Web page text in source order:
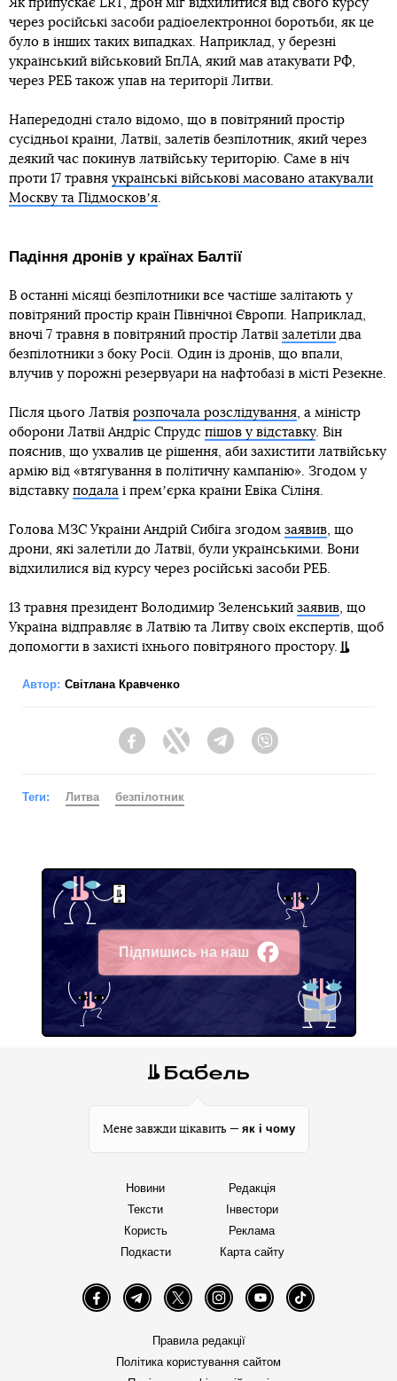
Як припускає LRT, дрон міг відхилитися від свого курсу
через російські засоби радіоелектронної боротьби, як це
було в інших таких випадках. Наприклад, у березні
український військовий БпЛА, який мав атакувати РФ,
через РЕБ також упав на території Литви.
Напередодні стало відомо, що в повітряний простір
сусідньої країни, Латвії, залетів безпілотник, який через
деякий час покинув латвійську територію. Саме в ніч
проти 17 травня українські військові масовано атакували
Москву та Підмосковʼя.
Падіння дронів у країнах Балтії
В останні місяці безпілотники все частіше залітають у
повітряний простір країн Північної Європи. Наприклад,
вночі 7 травня в повітряний простір Латвії залетіли два
безпілотники з боку Росії. Один із дронів, що впали,
влучив у порожні резервуари на нафтобазі в місті Резекне.
Після цього Латвія розпочала розслідування, а міністр
оборони Латвії Андріс Спрудс пішов у відставку. Він
пояснив, що ухвалив це рішення, аби захистити латвійську
армію від «втягування в політичну кампанію». Згодом у
відставку подала і премʼєрка країни Евіка Сіліня.
Голова МЗС України Андрій Сибіга згодом заявив, що
дрони, які залетіли до Латвії, були українськими. Вони
відхилилися від курсу через російські засоби РЕБ.
13 травня президент Володимир Зеленський заявив, що
Україна відправляє в Латвію та Литву своїх експертів, щоб
допомогти в захисті їхнього повітряного простору.
Автор: Світлана Кравченко
FacebookTwitter Telegram
Теги: Литва безпілотник
Підпишись на наш
Facebook
Мене завжди цікавить — як і чому
Новини
Тексти
Користь
Подкасти
Редакція
Інвестори
Реклама
Карта сайту
FacebookTelegramTwitter InstagramYouTube TikTok
Правила редакції
Політика користування сайтом